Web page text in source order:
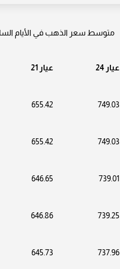
متوسط سعر الذهب في الأيام
عيار 24 عيار 21
749.03
655.42
749.03
655.42
739.01
646.65
739.25
646.86
737.96
645.73